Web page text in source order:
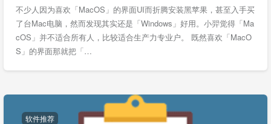
不少人因为喜欢「MacOS」的界面UI而折腾安装黑苹果，甚至入手买
了台Mac电脑，然而发现其实还是「Windows」好用。小羿觉得「Ma
cOS」并不适合所有人，比较适合生产力专业户。 既然喜欢「MacO
S」的界面那就把「…
软件推荐